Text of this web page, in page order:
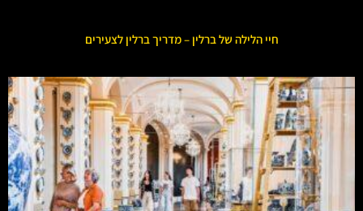
חיי הלילה של ברלין – מדריך ברלין לצעירים